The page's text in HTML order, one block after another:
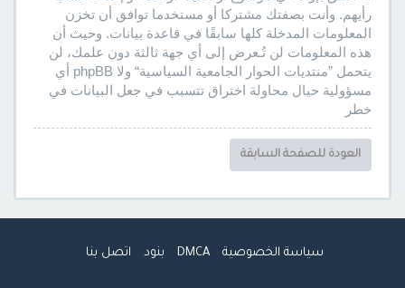
رأيهم. وأنت بصفتك مشتركا أو مستخدما توافق أن تخزن
المعلومات المدخلة كلها سابقًا في قاعدة بيانات. وحيث أن
هذه المعلومات لن تُـعرض إلى أي جهة ثالثة دون علمك، لن
يتحمل ”منتديات الحوار الجامعية السياسية“ ولا phpBB أي
مسؤولية حيال محاولة اختراق تتسبب في جعل البيانات في
خطر
العودة للصفحة السابقة
سياسة الخصوصية DMCA بنود اتصل بنا